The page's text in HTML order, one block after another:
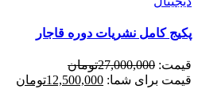
پکیج کامل نشریات دوره قاجار
قیمت: 27,000,000تومان
قیمت برای شما: 12,500,000تومان